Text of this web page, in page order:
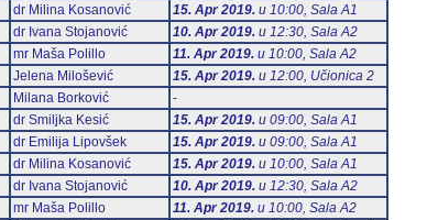
dr Milina Kosanović 15. Apr 2019.u 10:00, Sala А1
dr Ivana Stojanović 10. Apr 2019.u 12:30, Sala А2
mr Maša Polillo 11. Apr 2019.u 10:00, Sala А2
Jelena Milošević 15. Apr 2019.u 12:00, Učionica 2
Milana Borković
-
dr Smiljka Kesić 15. Apr 2019.u 09:00, Sala А1
dr Emilija Lipovšek 15. Apr 2019.u 09:00, Sala А1
dr Milina Kosanović 15. Apr 2019.u 10:00, Sala А1
dr Ivana Stojanović 10. Apr 2019.u 12:30, Sala А2
mr Maša Polillo 11. Apr 2019.u 10:00, Sala А2